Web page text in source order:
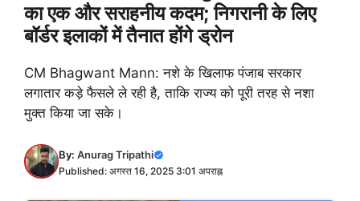
का एक और सराहनीय कदम; निगरानी के लिए
बॉर्डर इलाकों में तैनात होंगे ड्रोन
CM Bhagwant Mann: नशे के खिलाफ पंजाब सरकार
लगातार कड़े फैसले ले रही है, ताकि राज्य को पूरी तरह से नशा
मुक्त किया जा सके।
By: Anurag Tripathi
Published: अगस्त 16, 2025 3:01 अपराह्न